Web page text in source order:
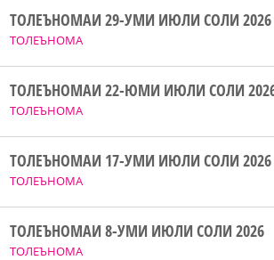
ТОЛЕЪНОМА
ТОЛЕЪНОМАИ 29-УМИ ИЮЛИ СОЛИ 2026
ТОЛЕЪНОМА
ТОЛЕЪНОМАИ 22-ЮМИ ИЮЛИ СОЛИ
ТОЛЕЪНОМА
ТОЛЕЪНОМАИ 17-УМИ ИЮЛИ СОЛИ 2026
ТОЛЕЪНОМА
ТОЛЕЪНОМАИ 8-УМИ ИЮЛИ СОЛИ 2026